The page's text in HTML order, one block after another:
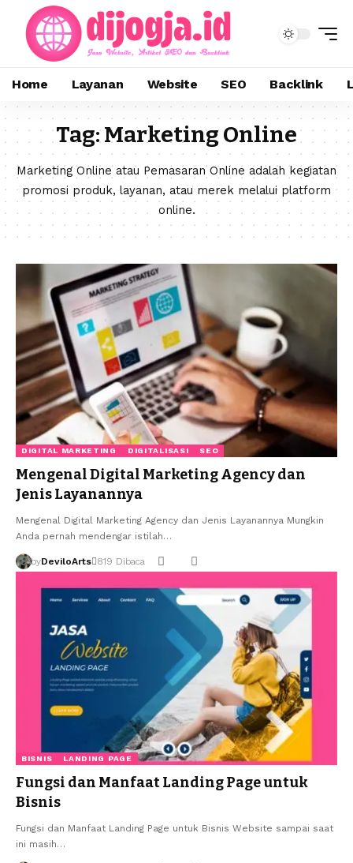
Home Layanan Website SEO Backlink
Tag:Marketing Online
Marketing Online atau Pemasaran Online adalah kegiatan
promosi produk, layanan, atau merek melalui platform
online.
DIGITAL MARKETING DIGITALISASI SEO
Mengenal Digital Marketing Agency dan
Jenis Layanannya
Mengenal Digital Marketing Agency dan Jenis Layanannya Mungkin
Anda pernah mendengar istilah…
byDeviloArts 819 Dibaca
BISNIS LANDING PAGE
Fungsi dan Manfaat Landing Page untuk
Bisnis
Fungsi dan Manfaat Landing Page untuk Bisnis Website sampai saat
ini masih…